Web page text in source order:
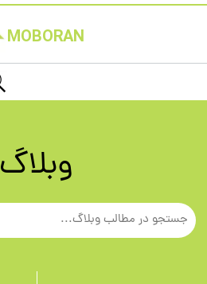
MOBORAN
وبلاگ